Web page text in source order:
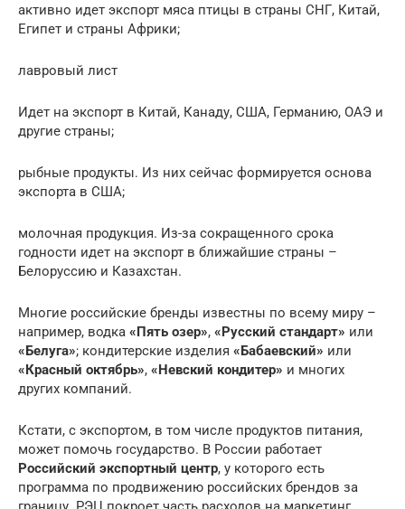
активно идет экспорт мяса птицы в страны СНГ, Китай,
Египет и страны Африки;
лавровый лист
Идет на экспорт в Китай, Канаду, США, Германию, ОАЭ и
другие страны;
рыбные продукты. Из них сейчас формируется основа
экспорта в США;
молочная продукция. Из-за сокращенного срока
годности идет на экспорт в ближайшие страны –
Белоруссию и Казахстан.
Многие российские бренды известны по всему миру –
например, водка «Пять озер», «Русский стандарт» или
«Белуга»; кондитерские изделия «Бабаевский» или
«Красный октябрь», «Невский кондитер» и многих
других компаний.
Кстати, с экспортом, в том числе продуктов питания,
может помочь государство. В России работает
Российский экспортный центр, у которого есть
программа по продвижению российских брендов за